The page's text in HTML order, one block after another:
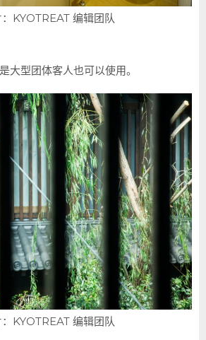
：KYOTREAT 编辑团队
大型团体客人也可以使用。
：KYOTREAT 编辑团队